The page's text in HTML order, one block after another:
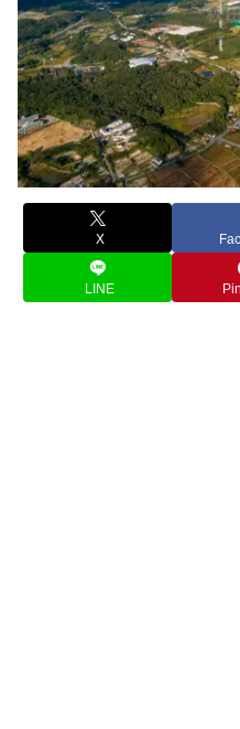
X
LINE